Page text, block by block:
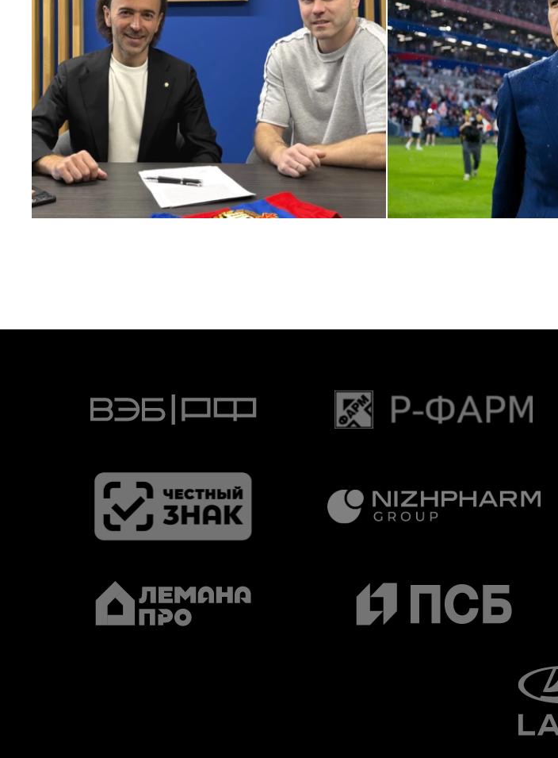
Капитан – с нами!
2 ИЮНЯ 2026 12:55
Дмитрий Игдисамов о
1 ИЮНЯ 2026 16:57